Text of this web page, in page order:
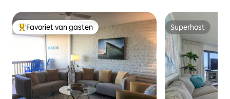
Topfavoriet van gasten
Favoriet van gasten Superhost
Superhost